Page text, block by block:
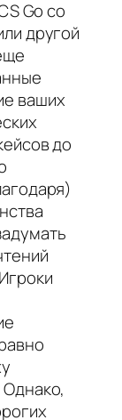
Go со
другой
ваших
до